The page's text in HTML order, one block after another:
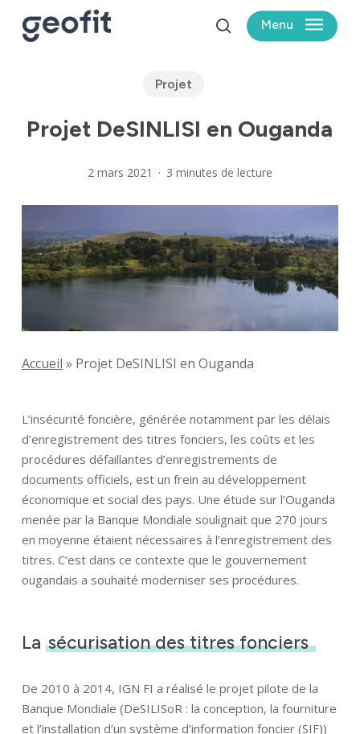
search
Menu
Projet
Projet DeSINLISI en Ouganda
2 mars 2021 3 minutes de lecture
Accueil » Projet DeSINLISI en Ouganda
L’insécurité foncière, générée notamment par les délais
d’enregistrement des titres fonciers, les coûts et les
procédures défaillantes d’enregistrements de
documents officiels, est un frein au développement
économique et social des pays. Une étude sur l’Ouganda
menée par la Banque Mondiale soulignait que 270 jours
en moyenne étaient nécessaires à l’enregistrement des
titres. C’est dans ce contexte que le gouvernement
ougandais a souhaité moderniser ses procédures.
La sécurisation des titres fonciers
De 2010 à 2014, IGN FI a réalisé le projet pilote de la
Banque Mondiale (DeSILISoR : la conception, la fourniture
et l’installation d’un système d’information foncier (SIF))